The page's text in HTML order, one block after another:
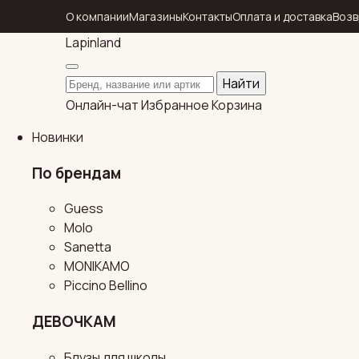
О компанииМагазиныКонтактыОплата и доставка
Lapinland
Поиск по каталогу
Найти
Онлайн-чатИзбранноеКорзина
Новинки
По брендам
Guess
Molo
Sanetta
MONIKAMO
Piccino Bellino
ДЕВОЧКАМ